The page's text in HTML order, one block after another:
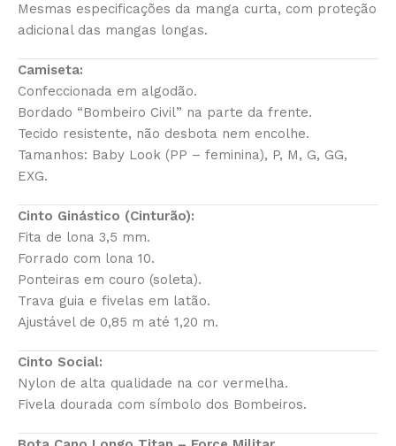
Mesmas especificações da manga curta, com proteção
adicional das mangas longas.
Camiseta:
Confeccionada em algodão.
Bordado “Bombeiro Civil” na parte da frente.
Tecido resistente, não desbota nem encolhe.
Tamanhos: Baby Look (PP – feminina), P, M, G, GG,
EXG.
Cinto Ginástico (Cinturão):
Fita de lona 3,5 mm.
Forrado com lona 10.
Ponteiras em couro (soleta).
Trava guia e fivelas em latão.
Ajustável de 0,85 m até 1,20 m.
Cinto Social:
Nylon de alta qualidade na cor vermelha.
Fivela dourada com símbolo dos Bombeiros.